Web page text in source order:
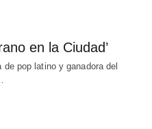
en la Ciudad’
pop latino y ganadora del